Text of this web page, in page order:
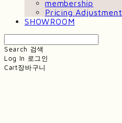
membership
Pricing Adjustment
SHOWROOM
Search 검색
Log In 로그인
Cart장바구니